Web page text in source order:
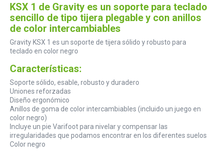
KSX 1 de Gravity es un soporte para teclado
sencillo de tipo tijera plegable y con anillos
de color intercambiables
Gravity KSX 1 es un soporte de tijera sólido y robusto para
teclado en color negro
Características:
Soporte sólido, esable, robusto y duradero
Uniones reforzadas
Diseño ergonómico
Anillos de goma de color intercambiables (incluido un juego en
color negro)
Incluye un pie Varifoot para nivelar y compensar las
irregularidades que podamos encontrar en los diferentes suelos
Color negro